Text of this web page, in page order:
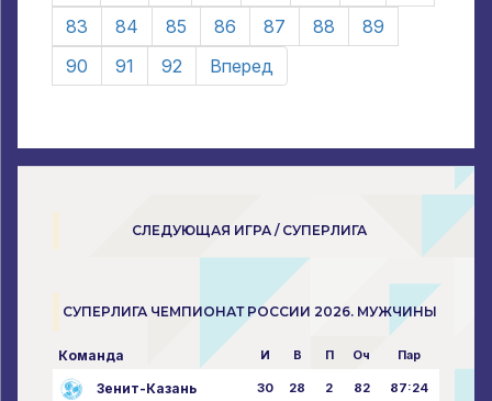
83
84 85 86 87 88
89
90
91 92 Вперед
СЛЕДУЮЩАЯ ИГРА / СУПЕРЛИГА
СУПЕРЛИГА ЧЕМПИОНАТ РОССИИ 2026. МУЖЧИНЫ
Команда И В П Оч Пар
Зенит-Казань 30 28 2 82 87:24